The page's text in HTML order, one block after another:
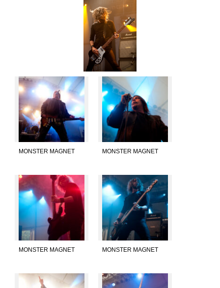
MONSTER MAGNET MONSTER MAGNET
MONSTER MAGNET MONSTER MAGNET